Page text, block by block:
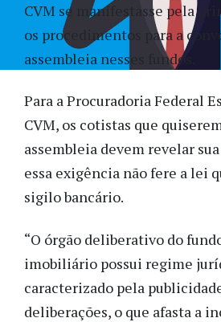
CVM se manifestasse pela
os procedimentos para a
assembleia nesses fundos.
Para a Procuradoria Federal
CVM, os cotistas que
assembleia devem revelar
essa exigência não fere a lei
sigilo bancário.
“O órgão deliberativo do
imobiliário possui regime
caracterizado pela
deliberações, o que afasta a